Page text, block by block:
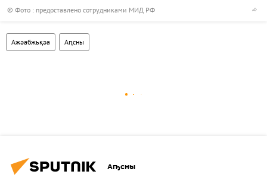
© Фото : предоставлено сотрудниками МИД РФ
Ажәабжьқәа Аԥсны
Аҧсны